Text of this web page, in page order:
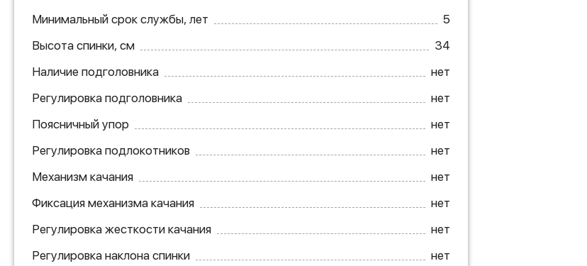
Минимальный срок службы, лет
5
Высота спинки, см
34
Наличие подголовника
нет
Регулировка подголовника
нет
Поясничный упор
нет
Регулировка подлокотников
нет
Механизм качания
нет
Фиксация механизма качания
нет
Регулировка жесткости качания
нет
Регулировка наклона спинки
нет